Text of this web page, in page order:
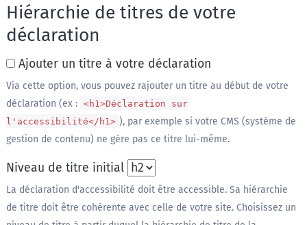
Hiérarchie de titres de votre
déclaration
Ajouter un titre à votre déclaration
Via cette option, vous pouvez rajouter un titre au début de votre
déclaration (ex : <h1>Déclaration sur
l'accessibilité</h1> ), par exemple si votre CMS (système de
gestion de contenu) ne gère pas ce titre lui-même.
Niveau de titre initial
La déclaration d'accessibilité doit être accessible. Sa hiérarchie
de titre doit être cohérente avec celle de votre site. Choisissez un